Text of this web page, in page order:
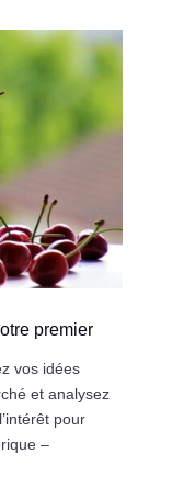
premier
vos idées
et analysez
pour
–